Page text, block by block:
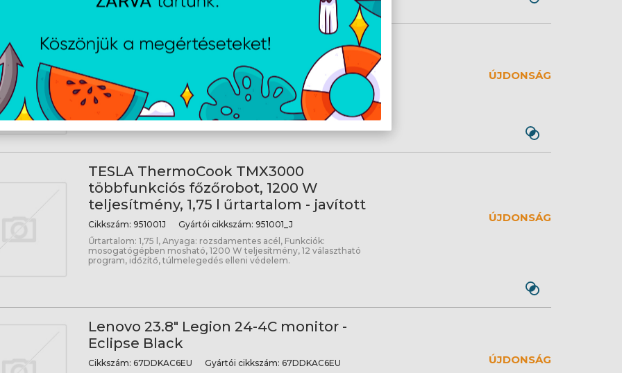
Lenovo Thinkpad X13 G7 - Windows® 11
Professional - Black
Cikkszám: Gyártói cikkszám:21YH003NHV
13,3" WUXGA, Intel® Core™ Ultra 5 325, 16GB, 512GB SSD, Intel®
Graphics, Windows® 11 Professional, háttérvilágítású billentyűzet
ÚJDONSÁG
TESLA ThermoCook TMX3000
többfunkciós főzőrobot, 1200 W
teljesítmény, 1,75 l űrtartalom - javított
Cikkszám: 951001J Gyártói cikkszám: 951001_J
Űrtartalom: 1,75 l, Anyaga: rozsdamentes acél, Funkciók:
mosogatógépben mosható, 1200 W teljesítmény, 12 választható
program, időzítő, túlmelegedés elleni védelem.
ÚJDONSÁG
Lenovo 23.8" Legion 24-4C monitor -
Eclipse Black
Cikkszám: 67DDKAC6EU Gyártói cikkszám: 67DDKAC6EU
ÚJDONSÁG